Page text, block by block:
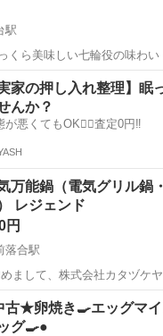
駅
くら美味しい七輪役の味わい
jpn/consumer/products/
ていただけると...
仙台駅 キッチン家電 網
実家の押し入れ整理】眠
んか？
が悪くてもOK🙆‍♀️査定0円‼️
万能鍋（電気グリル鍋
レジェンド
円
落合駅
うございます。 ⚠️お問い合わせ前にプ
を確認して頂きますようお願
き...
陸前落合駅 キッチン家電
古★卵焼き🍳エッグマ
グ🍳●